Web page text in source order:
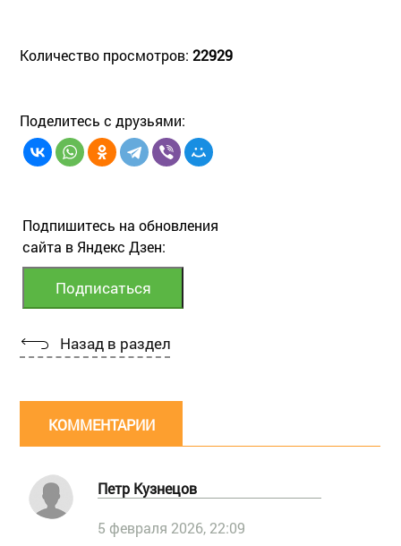
Количество просмотров: 22929
Поделитесь с друзьями:
Подпишитесь на обновления
сайта в Яндекс Дзен:
Назад в раздел
КОММЕНТАРИИ
Петр Кузнецов
5 февраля 2026, 22:09